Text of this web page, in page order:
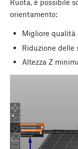
Ruota, è possibile
orientamento:
Migliore qualità
Riduzione delle
Altezza Z